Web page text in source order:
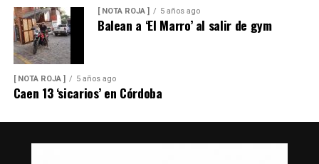
[ NOTA ROJA ] 5 años ago
Balean a ‘El Marro’ al salir de gym
[ NOTA ROJA ] 5 años ago
Caen 13 ‘sicarios’ en Córdoba